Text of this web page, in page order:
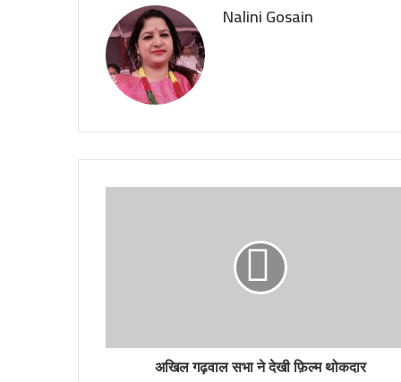
Nalini Gosain
अखिल गढ़वाल सभा ने देखी फ़िल्म थोकदार